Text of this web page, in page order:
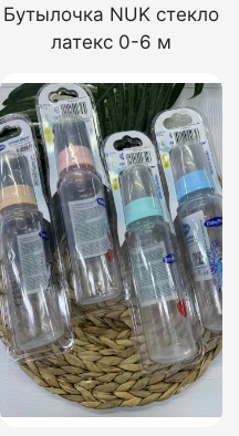
Бутылочка NUK стекло
латекс 0-6 м